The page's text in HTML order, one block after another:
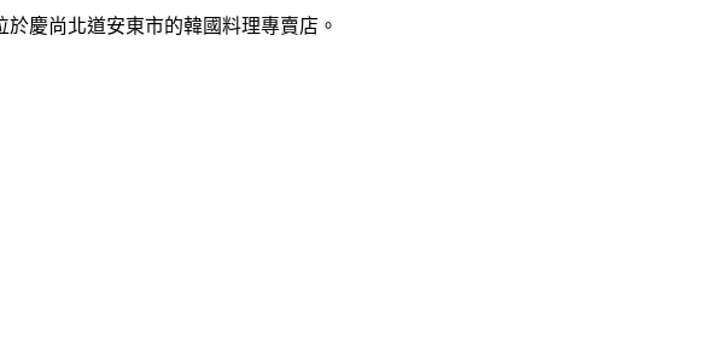
慶尚北道安東市的韓國料理專賣店。